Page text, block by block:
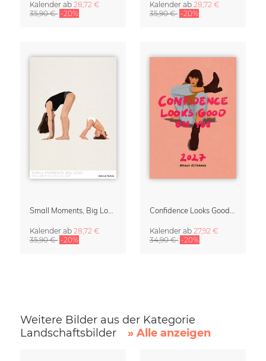
Kalender ab 28,72 €
35,90 € -20%
Kalender ab 28,72 €
35,90 € -20%
Kalender ab 28,72 €
35,90 € -20%
Kalender ab 27,92 €
34,90 € -20%
Weitere Bilder aus der Kategorie
Landschaftsbilder
» Alle anzeigen